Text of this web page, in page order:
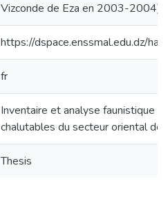
Vizconde de Eza en 2003-2004).
https://dspace.enssmal.edu.dz/
fr
Inventaire et analyse faunistique
chalutables du secteur oriental de
Thesis